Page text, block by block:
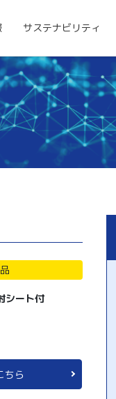
サステナビリティ
シート付
ちら